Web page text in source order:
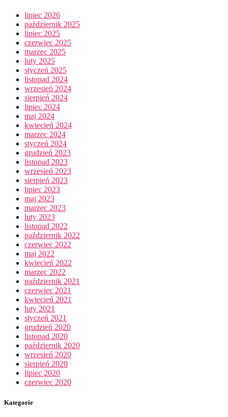
lipiec 2026
październik 2025
lipiec 2025
czerwiec 2025
marzec 2025
luty 2025
styczeń 2025
listopad 2024
wrzesień 2024
sierpień 2024
lipiec 2024
maj 2024
kwiecień 2024
marzec 2024
styczeń 2024
grudzień 2023
listopad 2023
wrzesień 2023
sierpień 2023
lipiec 2023
maj 2023
marzec 2023
luty 2023
listopad 2022
październik 2022
czerwiec 2022
maj 2022
kwiecień 2022
marzec 2022
październik 2021
czerwiec 2021
kwiecień 2021
luty 2021
styczeń 2021
grudzień 2020
listopad 2020
październik 2020
wrzesień 2020
sierpień 2020
lipiec 2020
czerwiec 2020
Kategorie